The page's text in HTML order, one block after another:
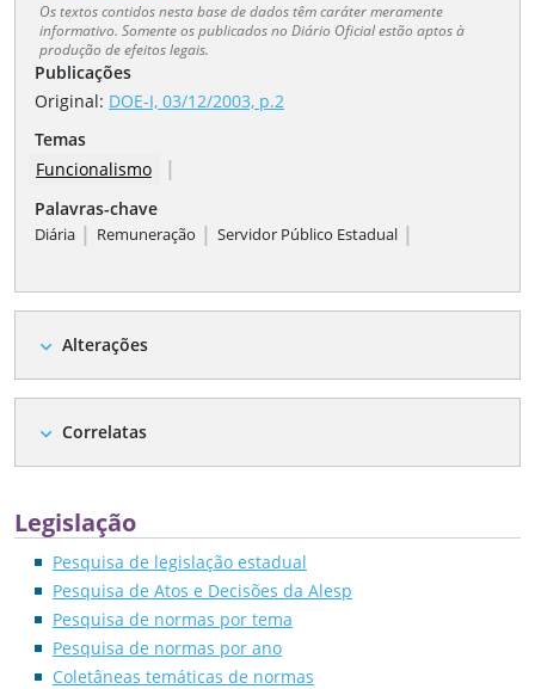
Os textos contidos nesta base de dados têm caráter meramente
informativo. Somente os publicados no Diário Oficial estão aptos à
produção de efeitos legais.
Publicações
Original: DOE-I, 03/12/2003, p.2
Temas
Funcionalismo
|
Palavras-chave
Diária | Remuneração | Servidor Público Estadual |
expand_more Alterações
expand_more Correlatas
Legislação
Pesquisa de legislação estadual
Pesquisa de Atos e Decisões da Alesp
Pesquisa de normas por tema
Pesquisa de normas por ano
Coletâneas temáticas de normas